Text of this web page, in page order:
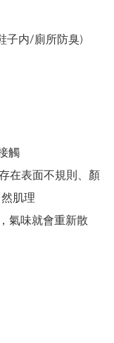
子内/廁所防臭)
觸
在表面不規則、顏
肌理
氣味就會重新散